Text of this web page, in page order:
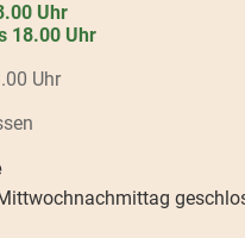
Uhr
18.00 Uhr
Uhr